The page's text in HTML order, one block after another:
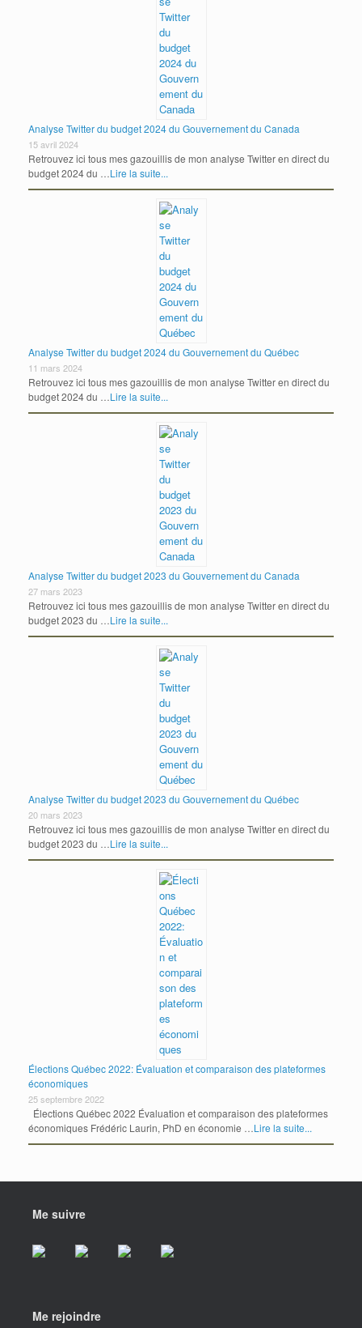
Analyse Twitter du budget 2024 du Gouvernement du Canada
15 avril 2024
Retrouvez ici tous mes gazouillis de mon analyse Twitter en direct du
budget 2024 du …Lire la suite...
Analyse Twitter du budget 2024 du Gouvernement du Québec
11 mars 2024
Retrouvez ici tous mes gazouillis de mon analyse Twitter en direct du
budget 2024 du …Lire la suite...
Analyse Twitter du budget 2023 du Gouvernement du Canada
27 mars 2023
Retrouvez ici tous mes gazouillis de mon analyse Twitter en direct du
budget 2023 du …Lire la suite...
Analyse Twitter du budget 2023 du Gouvernement du Québec
20 mars 2023
Retrouvez ici tous mes gazouillis de mon analyse Twitter en direct du
budget 2023 du …Lire la suite...
Élections Québec 2022: Évaluation et comparaison des plateformes
économiques
25 septembre 2022
Élections Québec 2022 Évaluation et comparaison des plateformes
économiques Frédéric Laurin, PhD en économie …Lire la suite...
Me suivre
Me rejoindre